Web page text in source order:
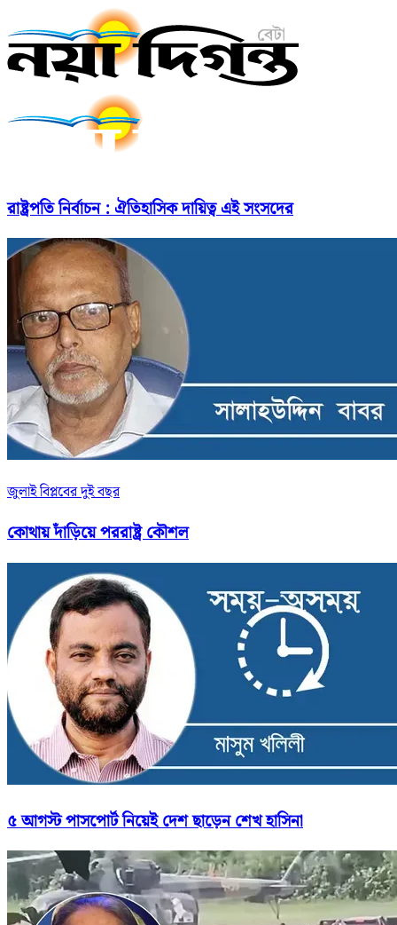
রাষ্ট্রপতি নির্বাচন : ঐতিহাসিক দায়িত্ব এই সংসদের
জুলাই বিপ্লবের দুই বছর
কোথায় দাঁড়িয়ে পররাষ্ট্র কৌশল
৫ আগস্ট পাসপোর্ট নিয়েই দেশ ছাড়েন শেখ হাসিনা